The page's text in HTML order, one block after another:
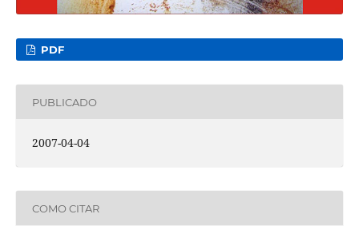
PDF
PUBLICADO
2007-04-04
COMO CITAR